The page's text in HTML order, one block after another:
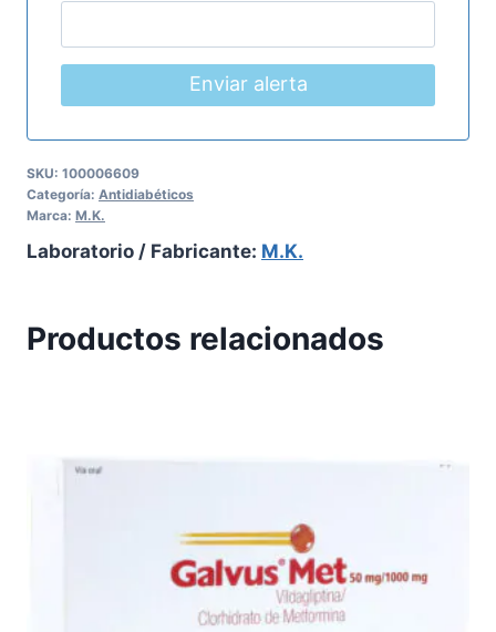
Enviar alerta
SKU: 100006609
Categoría: Antidiabéticos
Marca: M.K.
Laboratorio / Fabricante: M.K.
Productos relacionados